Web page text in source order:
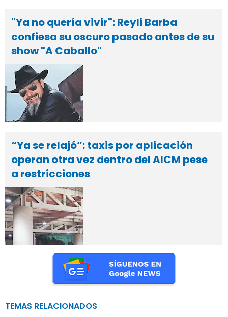
"Ya no quería vivir": Reyli Barba
confiesa su oscuro pasado antes de su
show "A Caballo"
“Ya se relajó”: taxis por aplicación
operan otra vez dentro del AICM pese
a restricciones
TEMAS RELACIONADOS